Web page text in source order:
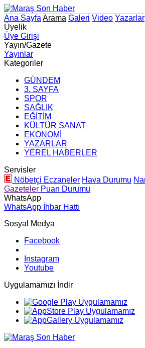
Ana Sayfa Arama Galeri Video Yazarlar
Üyelik
Üye Girişi
Yayın/Gazete
Yayınlar
Kategoriler
GÜNDEM
3. SAYFA
SPOR
SAĞLIK
EĞİTİM
KÜLTÜR SANAT
EKONOMİ
YAZARLAR
YEREL HABERLER
Servisler
Nöbetçi Eczaneler Hava Durumu
Gazeteler Puan Durumu
WhatsApp
WhatsApp İhbar Hattı
Sosyal Medya
Facebook
Instagram
Youtube
Uygulamamızı İndir